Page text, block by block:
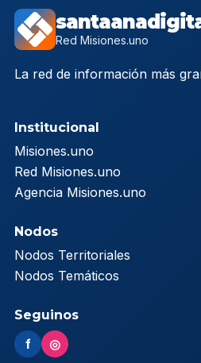
Red Misiones.uno
La red de información más
Institucional
Misiones.uno
Red Misiones.uno
Agencia Misiones.uno
Nodos
Nodos Territoriales
Nodos Temáticos
Seguinos
f ◎